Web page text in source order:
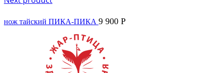
нож тайский ПИКА-ПИКА 9 900 Р